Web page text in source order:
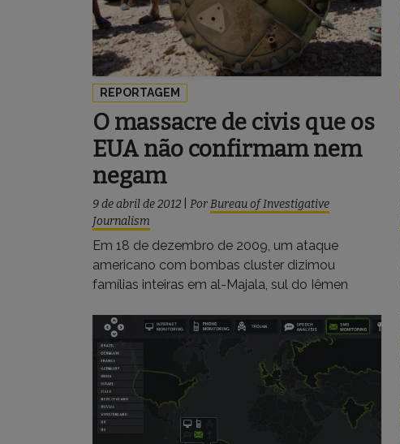
REPORTAGEM
O massacre de civis que os
EUA não confirmam nem
negam
9 de abril de 2012 PorBureau of Investigative
Journalism
Em 18 de dezembro de 2009, um ataque
americano com bombas cluster dizimou
famílias inteiras em al-Majala, sul do Iêmen